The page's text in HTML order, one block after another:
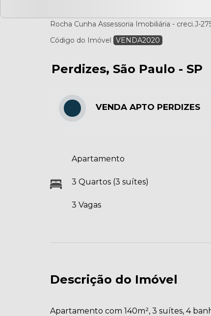
Rocha Cunha Assessoria Imobiliária - creci.J-
Código do Imóvel VENDA2020
Perdizes, São Paulo - SP
VENDA APTO PERDIZES
Apartamento
3 Quartos (3 suítes)
3 Vagas
Descrição do Imóvel
Apartamento com 140m², 3 suítes, 4